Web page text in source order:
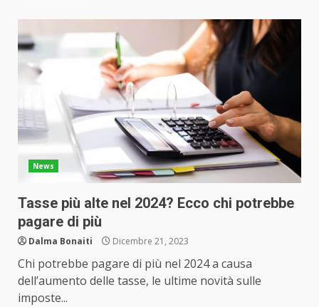
News
Tasse più alte nel 2024? Ecco chi potrebbe
pagare di più
Dalma Bonaiti Dicembre 21, 2023
Chi potrebbe pagare di più nel 2024 a causa
dell’aumento delle tasse, le ultime novità sulle
imposte...